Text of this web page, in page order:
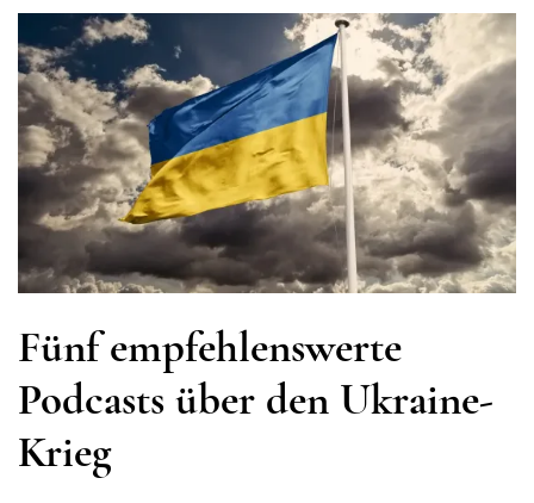
Fünf empfehlenswerte
Podcasts über den Ukraine-
Krieg